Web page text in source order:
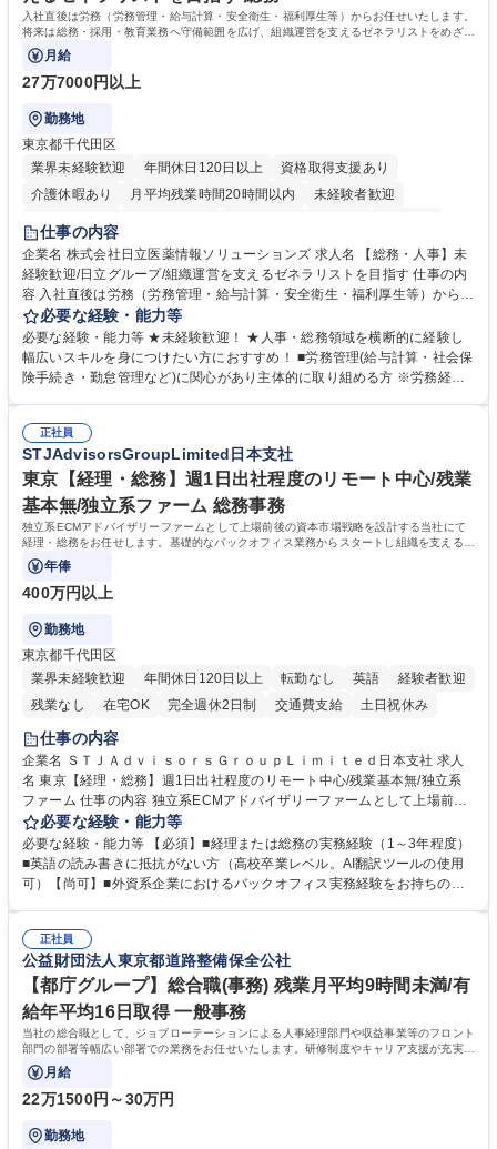
入社直後は労務（労務管理・給与計算・安全衛生・福利厚生等）からお任せいたします。
将来は総務・採用・教育業務へ守備範囲を広げ、組織運営を支えるゼネラリストをめざせ
ます。
月給
27万7000円以上
勤務地
東京都千代田区
業界未経験歓迎
年間休日120日以上
資格取得支援あり
介護休暇あり
月平均残業時間20時間以内
未経験者歓迎
住宅手当あり
育休あり
完全週休2日制 交通費支給 土日祝休み 寮・社宅あり
仕事の内容
企業名 株式会社日立医薬情報ソリューションズ 求人名 【総務・人事】未
経験歓迎/日立グループ/組織運営を支えるゼネラリストを目指す 仕事の内
容 入社直後は労務（労務管理・給与計算・安全衛生・福利厚生等）からお
任せいたします。将来は総務・採用・教育業務へ守備範囲を広げ、組織運
営を支えるゼネラリストをめざせます。 ・初期業務：労働時間管理、給与
計算、社会保険対応、福利厚生管理、安全衛生、健康経営推進等をお任せ
します。ご経験に応じて、休職者管理など、幅広く経験を積んでいただき
幅広く経験を積みたい意欲がある方に最適な環境です。 募集職種 【総
務・人事】未経験歓迎/日立グループ/組織運営を支えるゼネラリストを目
指す
必要な経験・能力等
必要な経験・能力等 ★未経験歓迎！ ★人事・総務領域を横断的に経験し
幅広いスキルを身につけたい方におすすめ！ ■労務管理(給与計算・社会保
険手続き・勤怠管理など)に関心があり主体的に取り組める方 ※労務経験
のご経験 ■労務管理（給与計算・社会保険手続き・勤怠管理など）の経験
■衛生管理者の資格をお持ちの方 学歴・資格 学歴：大学院 大学 高専 短大
専修学校 高校 語学力： 資格：
正社員
STJAdvisorsGroupLimited日本支社
東京【経理・総務】週1日出社程度のリモート中心/残業
基本無/独立系ファーム 総務事務
独立系ECMアドバイザリーファームとして上場前後の資本市場戦略を設計する当社にて
経理・総務をお任せします。基礎的なバックオフィス業務からスタートし組織を支える専
任担当として広く活躍できる環境です。
年俸
400万円以上
勤務地
東京都千代田区
業界未経験歓迎
年間休日120日以上 転勤なし 英語
経験者歓迎
残業なし
在宅OK 完全週休2日制 交通費支給 土日祝休み
仕事の内容
企業名 ＳＴＪＡｄｖｉｓｏｒｓＧｒｏｕｐＬｉｍｉｔｅｄ日本支社 求人
名 東京【経理・総務】週1日出社程度のリモート中心/残業基本無/独立系
ファーム 仕事の内容 独立系ECMアドバイザリーファームとして上場前後
の資本市場戦略を設計する当社にて経理・総務をお任せします。基礎的な
バックオフィス業務からスタートし組織を支える専任担当として広く活躍
できる環境です。 ■日常経理、月次および年次決算サポート業務 ■本国
（グローバル）との英文メール対応（AI翻訳ツール等を使用しての対応で
業務をお任せします。残業も基本的には発生せず、ご自身のペースで業務
を進めやすく定着率の高い環境です。 募集職種 東京【経理・総務】週1日
出社程度のリモート中心/残業基本無/独立系ファーム
必要な経験・能力等
必要な経験・能力等 【必須】■経理または総務の実務経験（1～3年程度）
■英語の読み書きに抵抗がない方（高校卒業レベル。AI翻訳ツールの使用
可）【尚可】■外資系企業におけるバックオフィス実務経験をお持ちの方
【働き方について】現在は週4日程度の在宅勤務を実施しており、ワーク
ライフバランスを重視する方に最適な環境です（フルリモートも面接で相
談可）。【求める人物像】幅広いバックオフィス業務に柔軟に対応でき、
社内外と円滑にコミュニケーションを取りながら業務を推進できる方 学
歴・資格 学歴：大学院 大学 高専 短大 専修学校 高校 語学力： 資格：
正社員
公益財団法人東京都道路整備保全公社
【都庁グループ】総合職(事務) 残業月平均9時間未満/有
給年平均16日取得 一般事務
当社の総合職として、ジョブローテーションによる人事経理部門や収益事業等のフロント
部門の部署等幅広い部署での業務をお任せいたします。研修制度やキャリア支援が充実し
ております！ ※下記業務詳細
月給
22万1500円～30万円
勤務地